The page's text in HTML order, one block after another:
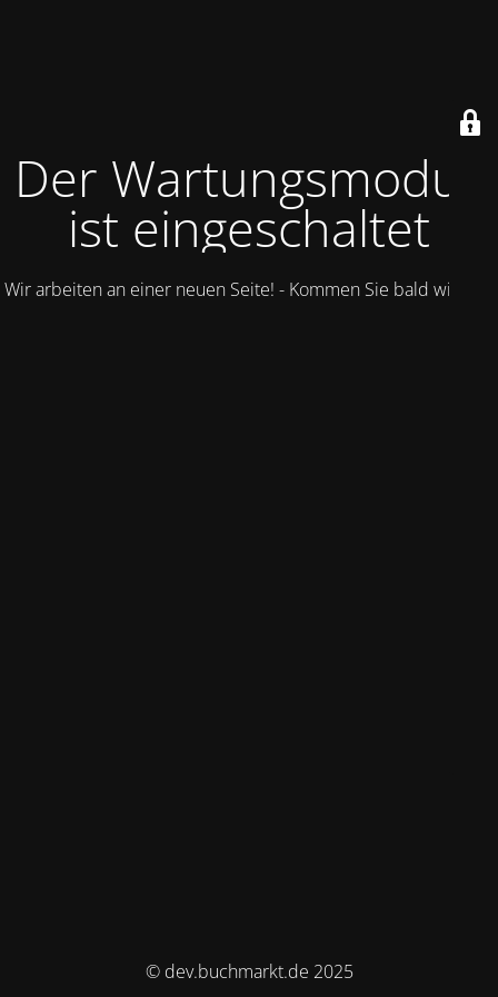
Der Wartungsmodus
ist eingeschaltet
Wir arbeiten an einer neuen Seite! - Kommen Sie bald wieder.
© dev.buchmarkt.de 2025